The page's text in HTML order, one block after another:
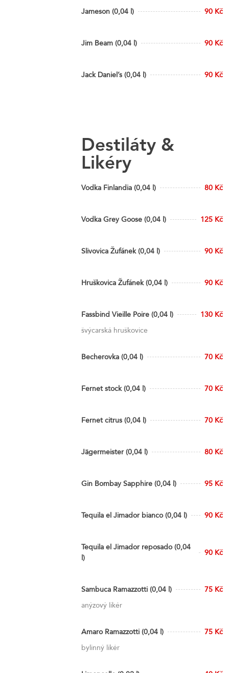
Jameson (0,04 l) 90 Kč
Jim Beam (0,04 l) 90 Kč
Jack Daniel’s (0,04 l) 90 Kč
Destiláty &
Likéry
Vodka Finlandia (0,04 l) 80 Kč
Vodka Grey Goose (0,04 l) 125 Kč
Slivovica Žufánek (0,04 l) 90 Kč
Hruškovica Žufánek (0,04 l) 90 Kč
Fassbind Vieille Poire (0,04 l)
130 Kč
švýcarská hruškovice
Becherovka (0,04 l) 70 Kč
Fernet stock (0,04 l) 70 Kč
Fernet citrus (0,04 l) 70 Kč
Jägermeister (0,04 l) 80 Kč
Gin Bombay Sapphire (0,04 l) 95 Kč
Tequila el Jimador bianco (0,04 l) 90 Kč
Tequila el Jimador reposado (0,04
l)
90 Kč
Sambuca Ramazzotti (0,04 l)
75 Kč
anýzový likér
Amaro Ramazzotti (0,04 l)
75 Kč
bylinný likér